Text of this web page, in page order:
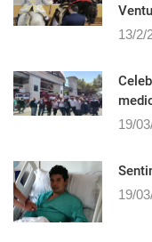
Ventu
13/2/
19/
19/